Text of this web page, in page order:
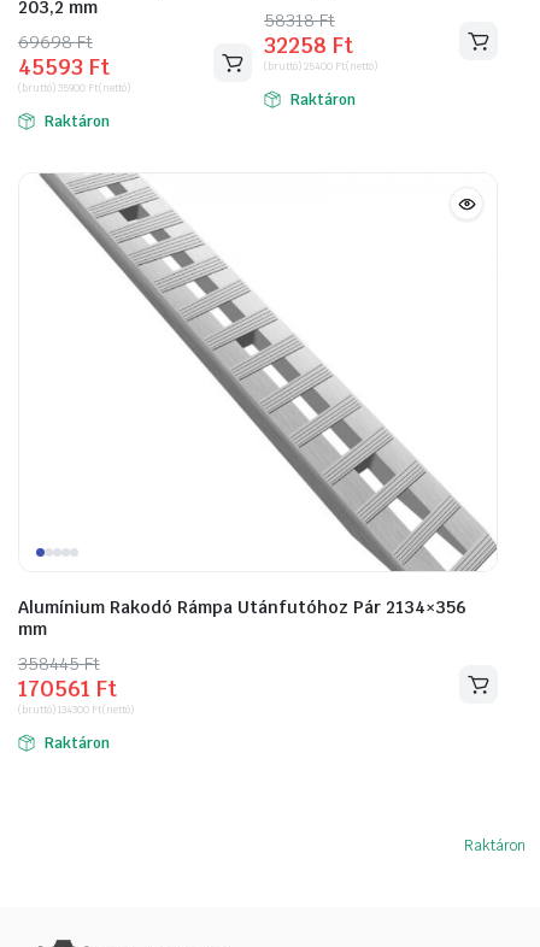
203,2 mm
69698Ft
Original
price
was:
69698 Ft.
45593 Ft
Current
price
is:
45593 Ft.
(bruttó)35900 Ft(nettó)
Raktáron
58318Ft
Original
price
was:
58318 Ft.
32258 Ft
Current
price
is:
32258 Ft.
(bruttó)25400 Ft(nettó)
Raktáron
Alumínium Rakodó Rámpa Utánfutóhoz Pár 2134×356
mm
358445Ft
Original
price
was:
358445 Ft.
170561 Ft
Current
price
is:
170561 Ft.
(bruttó)134300 Ft(nettó)
Raktáron
Raktáron